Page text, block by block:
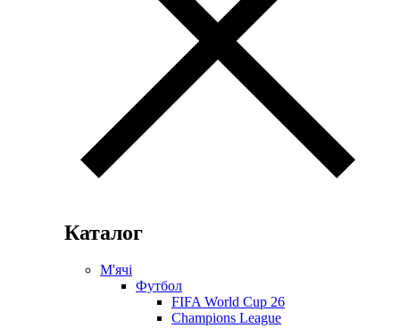
Каталог
М'ячі
Футбол
FIFA World Cup 26
Champions League